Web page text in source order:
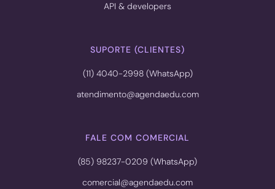
API & developers
SUPORTE (CLIENTES)
(11) 4040-2998 (WhatsApp)
atendimento@agendaedu.com
FALE COM COMERCIAL
(85) 98237-0209 (WhatsApp)
comercial@agendaedu.com